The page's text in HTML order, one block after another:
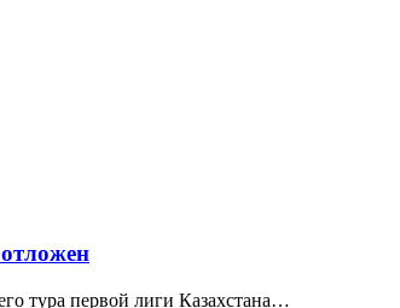
тура первой лиги Казахстана…